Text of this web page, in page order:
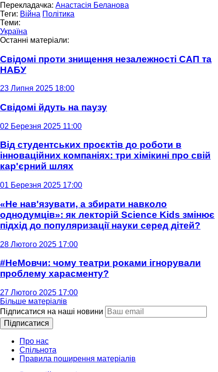
Перекладачка: Анастасія Беланова
Теги: Війна Політика
Теми:
Україна
Останні матеріали:
Свідомі проти знищення незалежності САП та
НАБУ
23 Липня 2025 18:00
Свідомі йдуть на паузу
02 Березня 2025 11:00
Від студентських проєктів до роботи в
інноваційних компаніях: три хімікині про свій
кар'єрний шлях
01 Березня 2025 17:00
«Не нав'язувати, а збирати навколо
однодумців»: як лекторій Science Kids змінює
підхід до популяризації науки серед дітей?
28 Лютого 2025 17:00
#НеМовчи: чому театри роками ігнорували
проблему харасменту?
27 Лютого 2025 17:00
Більше матеріалів
Підписатися на наші новини
Підписатися
Про нас
Спільнота
Правила поширення матеріалів